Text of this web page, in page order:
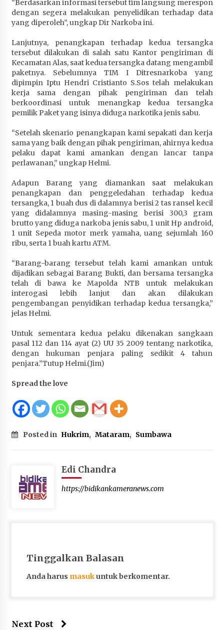
“Berdasarkan informasi tersebut tim langsung merespon
dengan segera melakukan penyelidikan terhadap data
yang diperoleh”, ungkap Dir Narkoba ini.
Lanjutnya, penangkapan terhadap kedua tersangka
tersebut dilakukan di salah satu Kantor pengiriman di
Kecamatan Alas, saat kedua tersangka datang mengambil
paketnya. Sebelumnya TIM I Ditresnarkoba yang
dipimpin Iptu Hendri Cristianto S.Sos telah melakukan
kerja sama dengan pihak pengiriman dan telah
berkoordinasi untuk menangkap kedua tersangka
pemilik Paket yang isinya diduga narkotika jenis sabu.
“Setelah skenario penangkapan kami sepakati dan kerja
sama yang baik dengan pihak pengiriman, ahirnya kedua
pelaku dapat kami amankan dengan lancar tanpa
perlawanan,” ungkap Helmi.
Adapun Barang yang diamankan saat melakukan
penangkapan dan penggeledahan terhadap kedua
tersangka, 1 buah dus di dalamnya berisi 2 tas ransel kecil
yang didalamnya masing-masing berisi 300,3 gram
brutto yang diduga narkoba jenis sabu, 1 unit Hp android,
1 unit Sepeda motor merk yamaha, uang sejumlah 160
ribu, serta 1 buah kartu ATM.
“Barang-barang tersebut telah kami amankan untuk
dijadikan sebagai Barang Bukti, dan bersama tersangka
telah di bawa ke Mapolda NTB untuk melakukan
interogasi lebih lanjut dan akan dilakukan
pengembangan penyidikan terhadap kedua tersangka,”
jelas Helmi.
Untuk sementara kedua pelaku dikenakan sangkaan
pasal 112 dan 114 ayat (2) UU 35 2009 tentang narkotika,
dengan hukuman penjara paling sedikit 4 tahun
penjara.”Tutup Helmi.(Jim)
Spread the love
Posted in Hukrim, Mataram, Sumbawa
Edi Chandra
https://bidikankameranews.com
Tinggalkan Balasan
Anda harus masukuntuk berkomentar.
Next Post